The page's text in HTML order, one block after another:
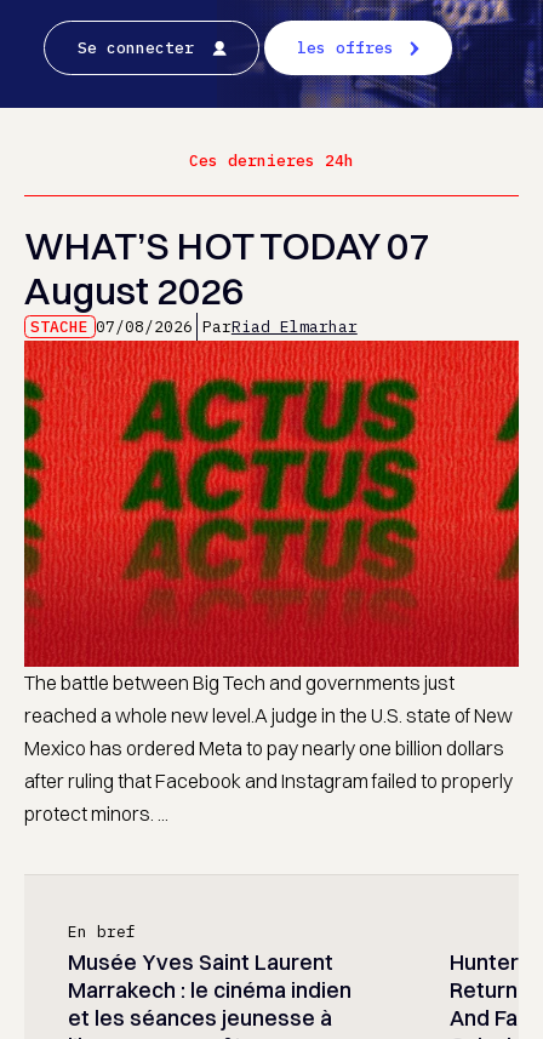
Se connecter les offres
Ces dernieres 24h
WHAT’S HOT TODAY 07
August 2026
STACHE 07/08/2026 ParRiad Elmarhar
The battle between Big Tech and governments just
reached a whole new level.A judge in the U.S. state of New
Mexico has ordered Meta to pay nearly one billion dollars
after ruling that Facebook and Instagram failed to properly
protect minors. ...
En bref
Musée Yves Saint Laurent
Marrakech : le cinéma indien
et les séances jeunesse à
Hunter
And